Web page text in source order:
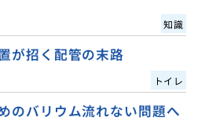
知識
が招く配管の末路
トイレ
のバリウム流れない問題へ